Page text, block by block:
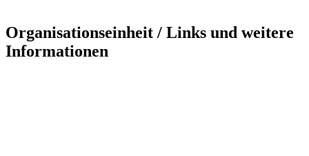
Organisationseinheit / Links und weitere
Informationen